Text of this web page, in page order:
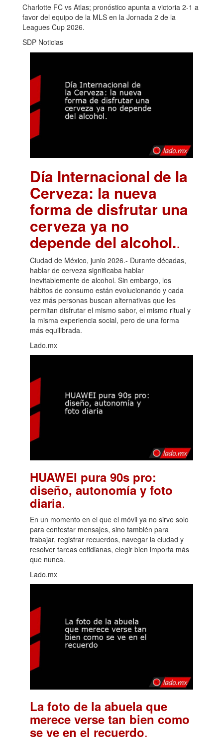
Charlotte FC vs Atlas; pronóstico apunta a victoria 2-1 a
favor del equipo de la MLS en la Jornada 2 de la
Leagues Cup 2026.
SDP Noticias
Día Internacional de la
Cerveza: la nueva
forma de disfrutar una
cerveza ya no
depende del alcohol..
Ciudad de México, junio 2026.- Durante décadas,
hablar de cerveza significaba hablar
inevitablemente de alcohol. Sin embargo, los
hábitos de consumo están evolucionando y cada
vez más personas buscan alternativas que les
permitan disfrutar el mismo sabor, el mismo ritual y
la misma experiencia social, pero de una forma
más equilibrada.
Lado.mx
HUAWEI pura 90s pro:
diseño, autonomía y foto
diaria.
En un momento en el que el móvil ya no sirve solo
para contestar mensajes, sino también para
trabajar, registrar recuerdos, navegar la ciudad y
resolver tareas cotidianas, elegir bien importa más
que nunca.
Lado.mx
La foto de la abuela que
merece verse tan bien como
se ve en el recuerdo.